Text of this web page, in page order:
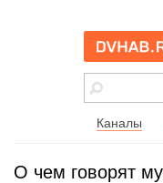
dvhab.ru -
города
Каналы
О чем говорят